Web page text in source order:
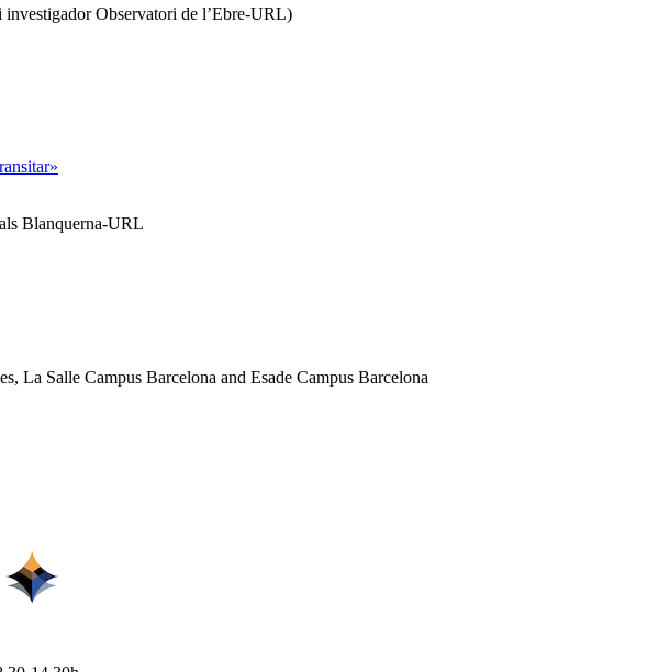
Observatori de l’Ebre-URL)
Blanquerna-URL
La Salle Campus Barcelona and Esade Campus Barcelona